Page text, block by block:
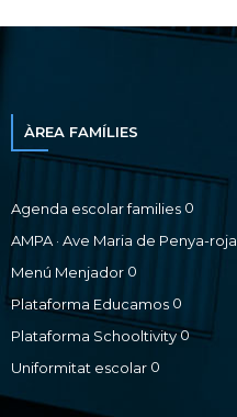
ÀREA FAMÍLIES
Agenda escolar families 0
AMPA · Ave Maria de Penya-roja
Menú Menjador 0
Plataforma Educamos 0
Plataforma Schooltivity0
Uniformitat escolar 0